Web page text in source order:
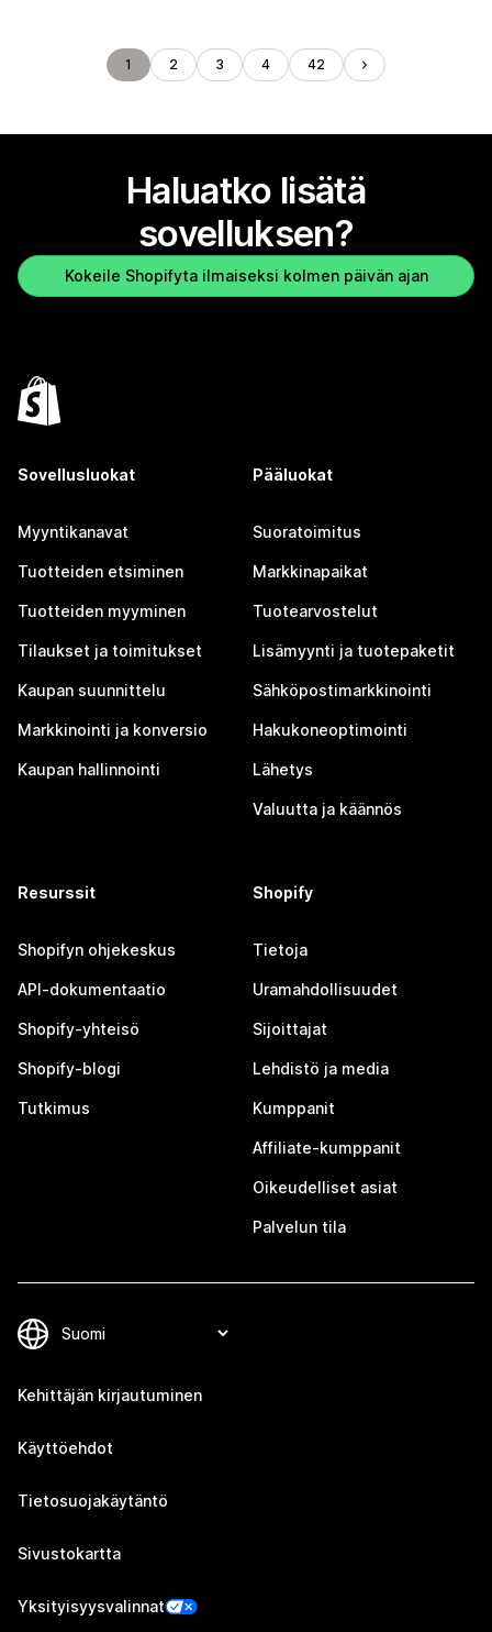
1 2 3 4 42
Haluatko lisätä
sovelluksen?
Kokeile Shopifyta ilmaiseksi kolmen päivän ajan
Sovellusluokat
Myyntikanavat
Tuotteiden etsiminen
Tuotteiden myyminen
Tilaukset ja toimitukset
Kaupan suunnittelu
Markkinointi ja konversio
Kaupan hallinnointi
Pääluokat
Suoratoimitus
Markkinapaikat
Tuotearvostelut
Lisämyynti ja tuotepaketit
Sähköpostimarkkinointi
Hakukoneoptimointi
Lähetys
Valuutta ja käännös
Resurssit
Shopifyn ohjekeskus
API-dokumentaatio
Shopify-yhteisö
Shopify-blogi
Tutkimus
Shopify
Tietoja
Uramahdollisuudet
Sijoittajat
Lehdistö ja media
Kumppanit
Affiliate-kumppanit
Oikeudelliset asiat
Palvelun tila
Kehittäjän kirjautuminen
Käyttöehdot
Tietosuojakäytäntö
Sivustokartta
Yksityisyysvalinnat